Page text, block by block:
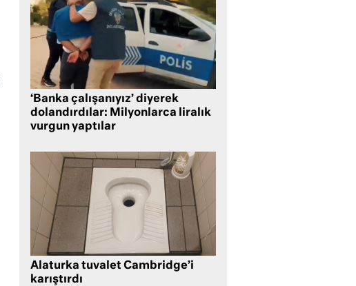
‘Banka çalışanıyız’ diyerek
dolandırdılar: Milyonlarca liralık
vurgun yaptılar
Alaturka tuvalet Cambridge’i
karıştırdı